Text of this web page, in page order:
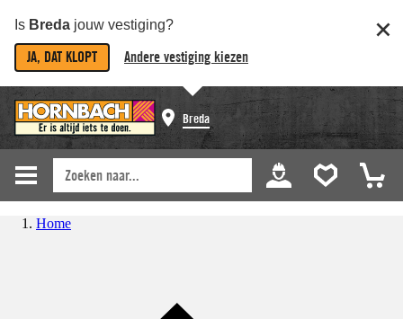
Is Breda jouw vestiging?
JA, DAT KLOPT Andere vestiging kiezen
Breda
Home